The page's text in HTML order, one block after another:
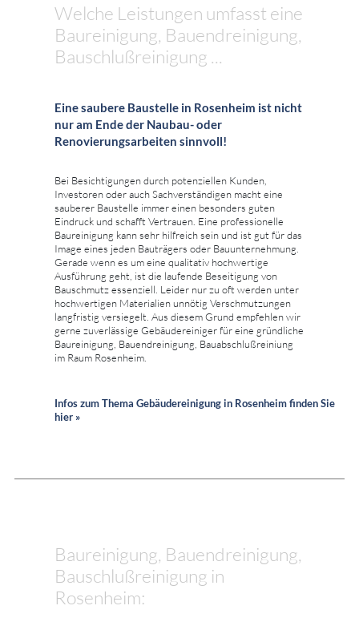
Welche Leistungen umfasst eine
Baureinigung, Bauendreinigung,
Bauschlußreinigung ...
Eine saubere Baustelle in Rosenheim ist nicht
nur am Ende der Naubau- oder
Renovierungsarbeiten sinnvoll!
Bei Besichtigungen durch potenziellen Kunden,
Investoren oder auch Sachverständigen macht eine
sauberer Baustelle immer einen besonders guten
Eindruck und schafft Vertrauen. Eine professionelle
Baureinigung kann sehr hilfreich sein und ist gut für das
Image eines jeden Bauträgers oder Bauunternehmung.
Gerade wenn es um eine qualitativ hochwertige
Ausführung geht, ist die laufende Beseitigung von
Bauschmutz essenziell. Leider nur zu oft werden unter
hochwertigen Materialien unnötig Verschmutzungen
langfristig versiegelt. Aus diesem Grund empfehlen wir
gerne zuverlässige Gebäudereiniger für eine gründliche
Baureinigung, Bauendreinigung, Bauabschlußreiniung
im Raum Rosenheim.
Infos zum Thema Gebäudereinigung in Rosenheim finden Sie
hier »
Baureinigung, Bauendreinigung,
Bauschlußreinigung in
Rosenheim: